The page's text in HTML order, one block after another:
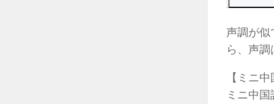
声調が
ら、声
【ミニ
ミニ中